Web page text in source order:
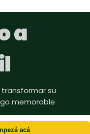
a
su
memorable
acá